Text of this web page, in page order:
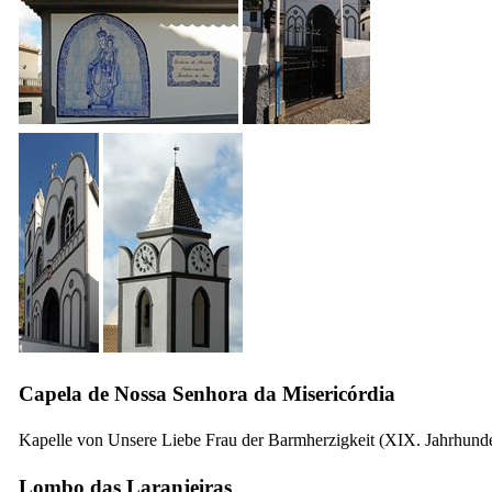
Capela de Nossa Senhora da Misericórdia
Kapelle von Unsere Liebe Frau der Barmherzigkeit (XIX.
Lombo das Laranjeiras